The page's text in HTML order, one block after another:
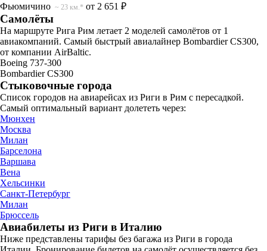
Фьюмичино ~ 23 км.* от 2 651 ₽
Самолёты
На маршруте Рига Рим летает 2 моделей самолётов от 1
авиакомпаний. Самый быстрый авиалайнер Bombardier CS300,
от компании AirBaltic.
Boeing 737-300
Bombardier CS300
Стыковочные города
Список городов на авиарейсах из Риги в Рим с пересадкой.
Самый оптимальный вариант долететь через:
Мюнхен
Москва
Милан
Барселона
Варшава
Вена
Хельсинки
Санкт-Петербург
Милан
Брюссель
Авиабилеты из Риги в Италию
Ниже представлены тарифы без багажа из Риги в города